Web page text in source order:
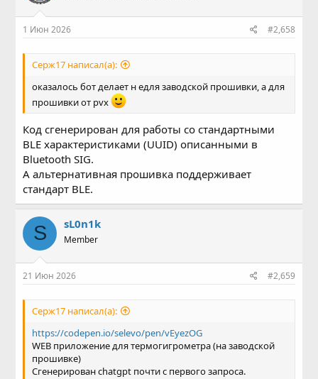
1 Июн 2026 #2,658
Серж17 написал(а):
оказалось бот делает н едля заводской прошивки, а для
прошивки от pvx
Код сгенерирован для работы со стандартными
BLE характеристиками (UUID) описанными в
Bluetooth SIG.
А альтернативная прошивка поддерживает
стандарт BLE.
S sL0n1k
Member
21 Июн 2026 #2,659
Серж17 написал(а):
https://codepen.io/selevo/pen/vEyezOG
WEB приложение для термогигрометра (на заводской
прошивке)
Сгенерирован chatgpt почти с первого запроса.